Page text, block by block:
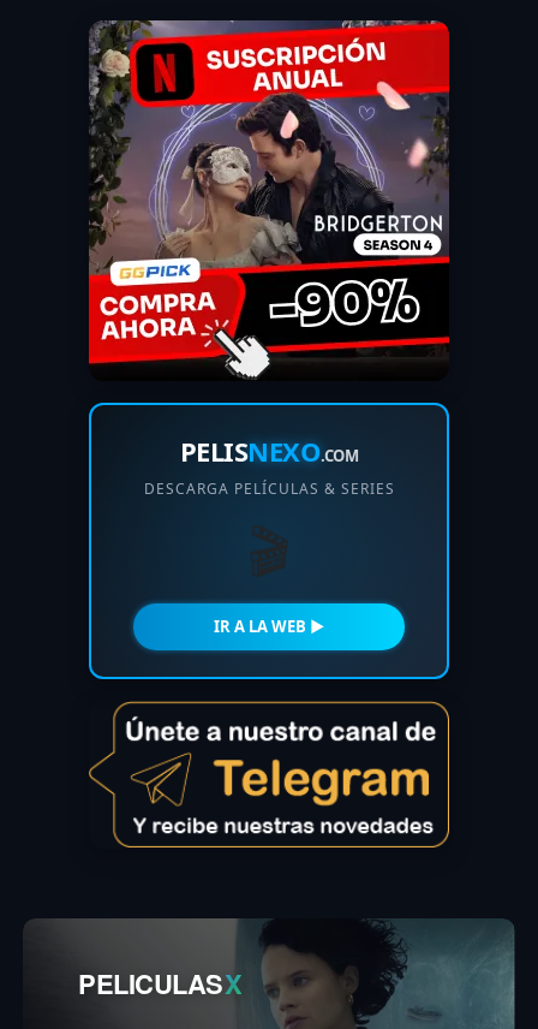
PELISNEXO.COM
DESCARGA PELÍCULAS & SERIES
🎬
IR A LA WEB ►
PELICULASX